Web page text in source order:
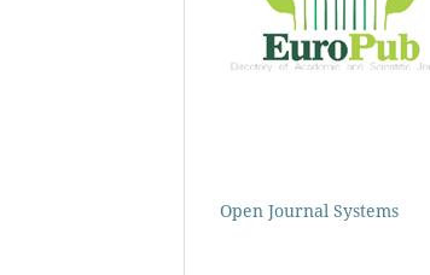
Open Journal Systems